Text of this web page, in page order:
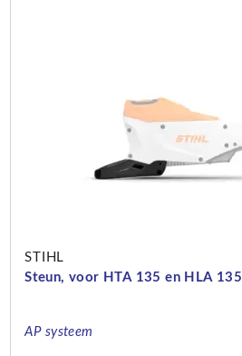
STIHL
Steun, voor HTA 135 en HLA 135
AP systeem